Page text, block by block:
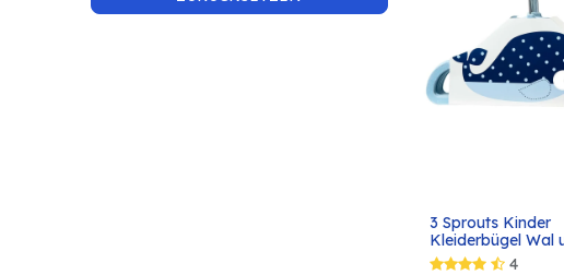
In
Warenkorb
3 Sprouts Kinder
Kleiderbügel Wal
4